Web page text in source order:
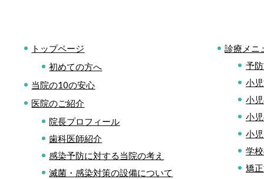
トップページ
初めての方へ
当院の10の安心
医院のご紹介
院長プロフィール
歯科医師紹介
感染予防に対する当院の考え
滅菌・感染対策の設備について
診療メニ
予
小
小
小
小
学
矯